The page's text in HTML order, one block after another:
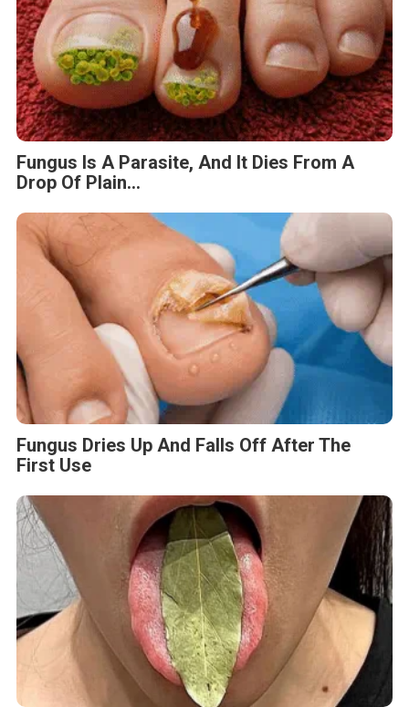
Fungus Is A Parasite, And It Dies From A
Drop Of Plain...
Fungus Dries Up And Falls Off After The
First Use